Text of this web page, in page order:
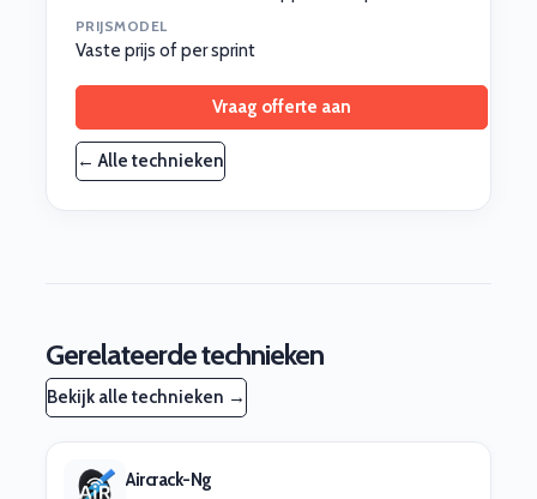
PRIJSMODEL
Vaste prijs of per sprint
Vraag offerte aan
← Alle technieken
Gerelateerde technieken
Bekijk alle technieken →
Aircrack-Ng